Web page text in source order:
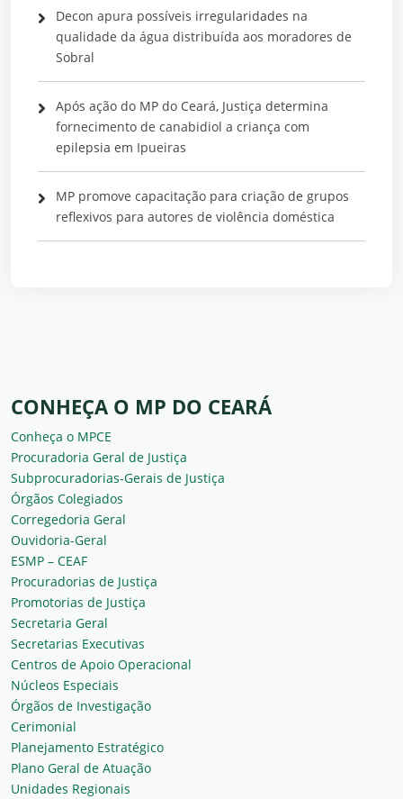
Decon apura possíveis irregularidades na
qualidade da água distribuída aos moradores de
Sobral
Após ação do MP do Ceará, Justiça determina
fornecimento de canabidiol a criança com
epilepsia em Ipueiras
MP promove capacitação para criação de grupos
reflexivos para autores de violência doméstica
CONHEÇA O MP DO CEARÁ
Conheça o MPCE
Procuradoria Geral de Justiça
Subprocuradorias-Gerais de Justiça
Órgãos Colegiados
Corregedoria Geral
Ouvidoria-Geral
ESMP – CEAF
Procuradorias de Justiça
Promotorias de Justiça
Secretaria Geral
Secretarias Executivas
Centros de Apoio Operacional
Núcleos Especiais
Órgãos de Investigação
Cerimonial
Planejamento Estratégico
Plano Geral de Atuação
Unidades Regionais